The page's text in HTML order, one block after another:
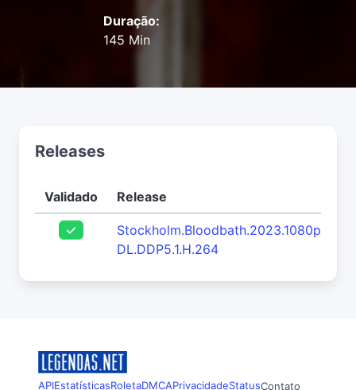
Duração:
145 Min
Releases
Validado Release
DL.DDP5.1.H.264
APIEstatísticasRoletaDMCAPrivacidadeStatusContato